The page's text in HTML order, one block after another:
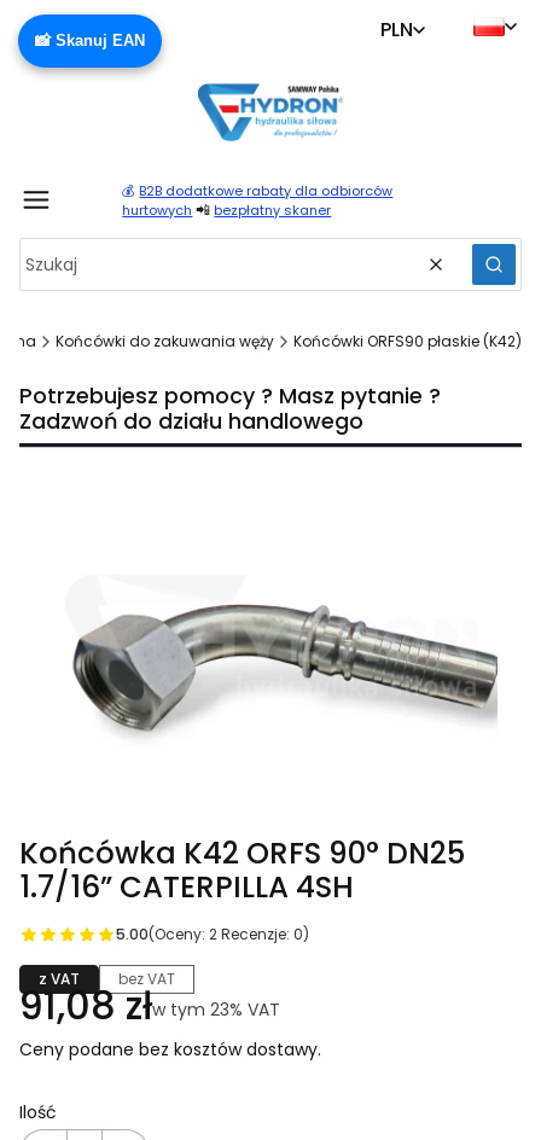
📸 Skanuj EAN PLN
💰 B2B dodatkowe rabaty dla odbiorców
hurtowych 📲 bezpłatny skaner
Wyczyść
Końcówki do zakuwania węży Końcówki ORFS90 płaskie (K42)
Potrzebujesz pomocy ? Masz pytanie ?
Zadzwoń do działu handlowego
Końcówka K42 ORFS 90° DN25
1.7/16” CATERPILLA 4SH
5.00(Oceny: 2 Recenzje: 0)
z VAT bez VAT
Cena
91,08 złw tym 23% VAT
w tym 23% VAT
Ceny podane bez kosztów dostawy.
Ilość